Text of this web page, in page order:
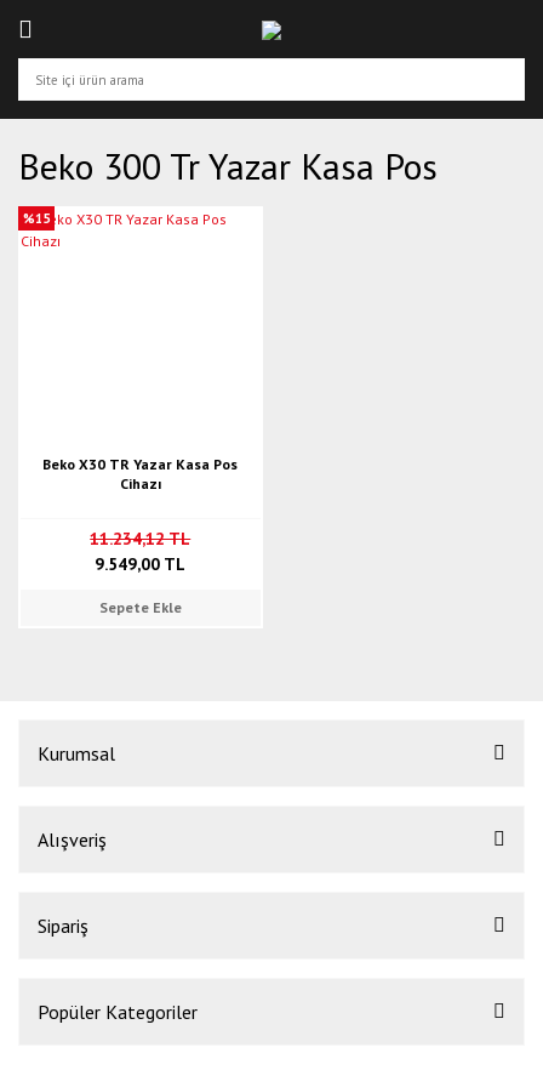
Beko 300 Tr Yazar Kasa Pos
%15
Beko X30 TR Yazar Kasa Pos
Cihazı
11.234,12 TL
9.549,00 TL
Sepete Ekle
Kurumsal
Alışveriş
Sipariş
Popüler Kategoriler